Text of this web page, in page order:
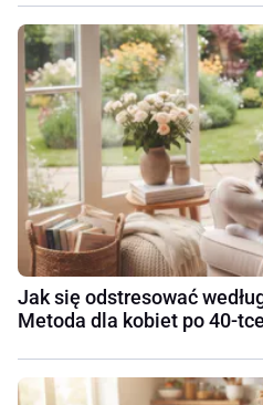
Jak się odstresować
Metoda dla kobiet po 40-tce